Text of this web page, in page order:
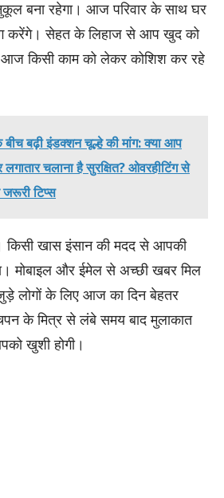
बना रहेगा। आज परिवार के साथ घर
करेंगे। सेहत के लिहाज से आप खुद को
किसी काम को लेकर कोशिश कर रहे
बढ़ी इंडक्शन चूल्हे की मांग: क्या आप
चलाना है सुरक्षित? ओवरहीटिंग से
टिप्स
खास इंसान की मदद से आपकी
मोबाइल और ईमेल से अच्छी खबर मिल
लोगों के लिए आज का दिन बेहतर
के मित्र से लंबे समय बाद मुलाकात
खुशी होगी।